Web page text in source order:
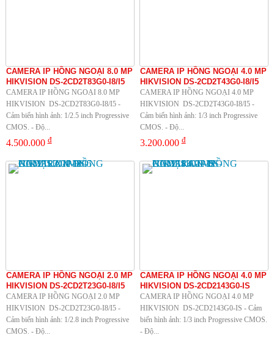
CAMERA IP HỒNG NGOẠI 8.0 MP
HIKVISION DS-2CD2T83G0-I8/I5
CAMERA IP HỒNG NGOẠI 8.0 MP
HIKVISION DS-2CD2T83G0-I8/I5 -
Cảm biến hình ảnh: 1/2.5 inch Progressive
CMOS. - Độ...
4.500.000đ
CAMERA IP HỒNG NGOẠI 4.0 MP
HIKVISION DS-2CD2T43G0-I8/I5
CAMERA IP HỒNG NGOẠI 4.0 MP
HIKVISION DS-2CD2T43G0-I8/I5 -
Cảm biến hình ảnh: 1/3 inch Progressive
CMOS. - Độ...
3.200.000đ
CAMERA IP HỒNG NGOẠI 2.0 MP
HIKVISION DS-2CD2T23G0-I8/I5
CAMERA IP HỒNG NGOẠI 2.0 MP
HIKVISION DS-2CD2T23G0-I8/I5 -
Cảm biến hình ảnh: 1/2.8 inch Progressive
CMOS. - Độ...
CAMERA IP HỒNG NGOẠI 4.0 MP
HIKVISION DS-2CD2143G0-IS
CAMERA IP HỒNG NGOẠI 4.0 MP
HIKVISION DS-2CD2143G0-IS - Cảm
biến hình ảnh: 1/3 inch Progressive CMOS.
- Độ...